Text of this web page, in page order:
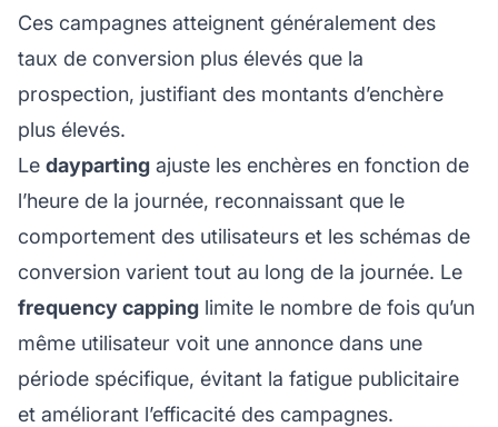
Ces campagnes atteignent généralement des
taux de conversion plus élevés que la
prospection, justifiant des montants d’enchère
plus élevés.
Le dayparting ajuste les enchères en fonction de
l’heure de la journée, reconnaissant que le
comportement des utilisateurs et les schémas de
conversion varient tout au long de la journée. Le
frequency capping limite le nombre de fois qu’un
même utilisateur voit une annonce dans une
période spécifique, évitant la fatigue publicitaire
et améliorant l’efficacité des campagnes.